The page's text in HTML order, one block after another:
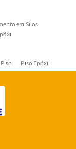
em Silos
Piso Epóxi
Serpentinas